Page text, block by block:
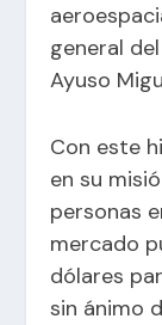
general
Ayuso
Con este
en su
personas
mercado
dólares
sin ánimo